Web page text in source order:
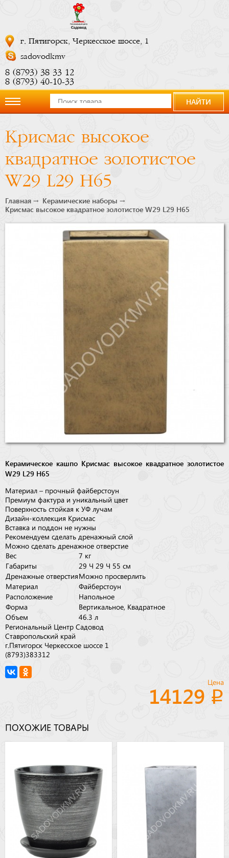
г. Пятигорск, Черкесское шоссе, 1
sadovodkmv
8 (8793) 38 33 12
8 (8793) 40-10-33
компании
Новости
НАЙТИ
Крисмас высокое
квадратное золотистое
W29 L29 H65
Главная
Керамические наборы
Крисмас высокое квадратное золотистое W29 L29 H65
Керамическое кашпо Крисмас высокое квадратное золотистое
W29 L29 H65
Материал – прочный файберстоун
Премиум фактура и уникальный цвет
Поверхность стойкая к УФ лучам
Дизайн-коллекция Крисмас
Вставка и поддон не нужны
Рекомендуем сделать дренажный слой
Можно сделать дренажное отверстие
Вес 7 кг
Габариты 29 × 29 × 55 см
Дренажные отверстия Можно просверлить
Материал Файберстоун
Расположение Напольное
Форма Вертикальное, Квадратное
Объем 46.3 л
Региональный Центр Садовод
Ставропольский край
г.Пятигорск Черкесское шоссе 1
(8793)383312
Цена
14129
ПОХОЖИЕ ТОВАРЫ